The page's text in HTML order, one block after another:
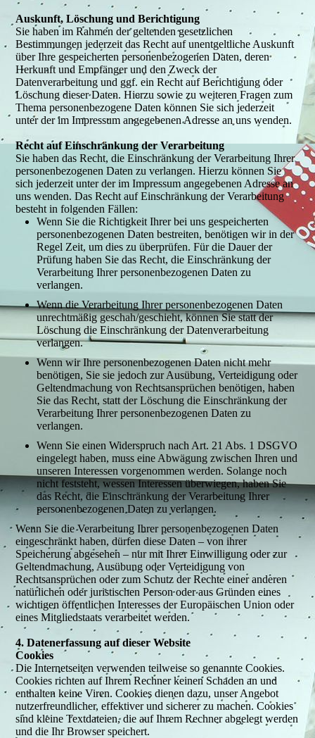
Auskunft, Löschung und Berichtigung
Sie haben im Rahmen der geltenden gesetzlichen
Bestimmungen jederzeit das Recht auf unentgeltliche Auskunft
über Ihre gespeicherten personenbezogenen Daten, deren
Herkunft und Empfänger und den Zweck der
Datenverarbeitung und ggf. ein Recht auf Berichtigung oder
Löschung dieser Daten. Hierzu sowie zu weiteren Fragen zum
Thema personenbezogene Daten können Sie sich jederzeit
unter der im Impressum angegebenen Adresse an uns wenden.
Recht auf Einschränkung der Verarbeitung
Sie haben das Recht, die Einschränkung der Verarbeitung Ihrer
personenbezogenen Daten zu verlangen. Hierzu können Sie
sich jederzeit unter der im Impressum angegebenen Adresse an
uns wenden. Das Recht auf Einschränkung der Verarbeitung
besteht in folgenden Fällen:
Wenn Sie die Richtigkeit Ihrer bei uns gespeicherten
personenbezogenen Daten bestreiten, benötigen wir in der
Regel Zeit, um dies zu überprüfen. Für die Dauer der
Prüfung haben Sie das Recht, die Einschränkung der
Verarbeitung Ihrer personenbezogenen Daten zu
verlangen.
Wenn die Verarbeitung Ihrer personenbezogenen Daten
unrechtmäßig geschah/geschieht, können Sie statt der
Löschung die Einschränkung der Datenverarbeitung
verlangen.
Wenn wir Ihre personenbezogenen Daten nicht mehr
benötigen, Sie sie jedoch zur Ausübung, Verteidigung oder
Geltendmachung von Rechtsansprüchen benötigen, haben
Sie das Recht, statt der Löschung die Einschränkung der
Verarbeitung Ihrer personenbezogenen Daten zu
verlangen.
Wenn Sie einen Widerspruch nach Art. 21 Abs. 1 DSGVO
eingelegt haben, muss eine Abwägung zwischen Ihren und
unseren Interessen vorgenommen werden. Solange noch
nicht feststeht, wessen Interessen überwiegen, haben Sie
das Recht, die Einschränkung der Verarbeitung Ihrer
personenbezogenen Daten zu verlangen.
Wenn Sie die Verarbeitung Ihrer personenbezogenen Daten
eingeschränkt haben, dürfen diese Daten – von ihrer
Speicherung abgesehen – nur mit Ihrer Einwilligung oder zur
Geltendmachung, Ausübung oder Verteidigung von
Rechtsansprüchen oder zum Schutz der Rechte einer anderen
natürlichen oder juristischen Person oder aus Gründen eines
wichtigen öffentlichen Interesses der Europäischen Union oder
eines Mitgliedstaats verarbeitet werden.
4. Datenerfassung auf dieser Website
Cookies
Die Internetseiten verwenden teilweise so genannte Cookies.
Cookies richten auf Ihrem Rechner keinen Schaden an und
enthalten keine Viren. Cookies dienen dazu, unser Angebot
nutzerfreundlicher, effektiver und sicherer zu machen. Cookies
sind kleine Textdateien, die auf Ihrem Rechner abgelegt werden
und die Ihr Browser speichert.